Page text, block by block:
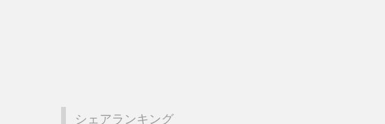
シェアランキング